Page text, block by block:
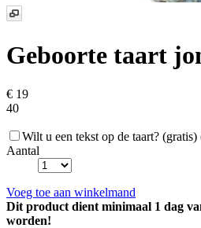
Geboorte taart
€ 19
40
Wilt u een tekst op de taart? (gratis)
Aantal
Voeg toe aan winkelmand
Dit product dient minimaal 1 dag
worden!